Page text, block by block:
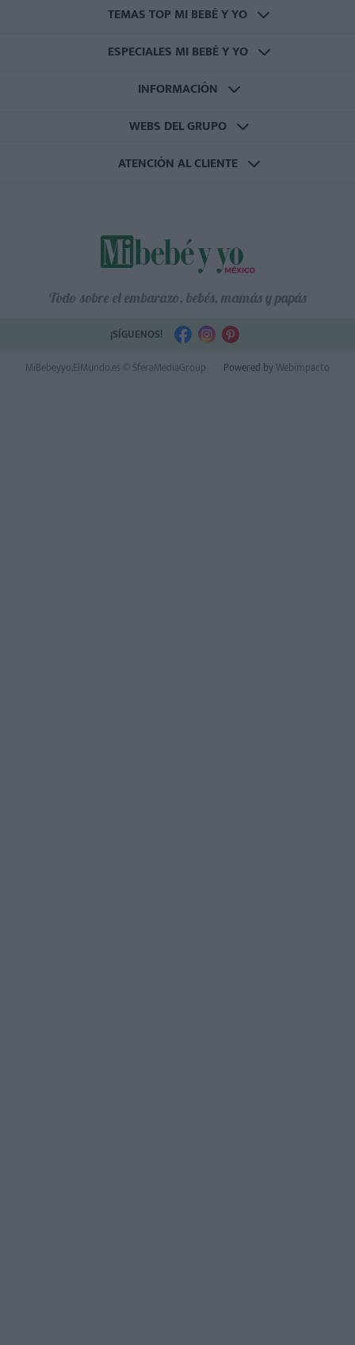
TEMAS TOP MI BEBÉ Y YO
ESPECIALES MI BEBÉ Y YO
INFORMACIÓN
WEBS DEL GRUPO
ATENCIÓN AL CLIENTE
Todo sobre el embarazo, bebés, mamás y papás
¡SÍGUENOS!
MiBebeyyo.ElMundo.es © SferaMediaGroup
Powered byWebimpacto